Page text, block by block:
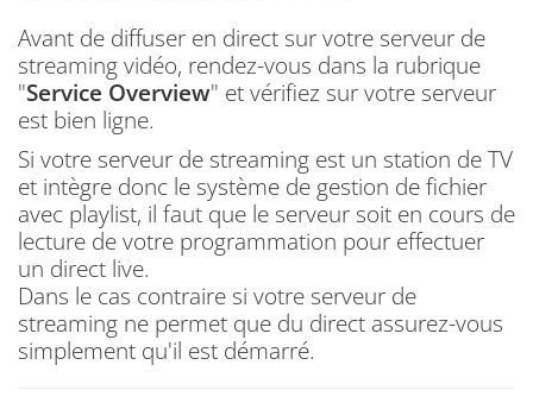
Avant de diffuser en direct sur votre serveur de
streaming vidéo, rendez-vous dans la rubrique
"Service Overview" et vérifiez sur votre serveur
est bien ligne.
Si votre serveur de streaming est un station de TV
et intègre donc le système de gestion de fichier
avec playlist, il faut que le serveur soit en cours de
lecture de votre programmation pour effectuer
un direct live.
Dans le cas contraire si votre serveur de
streaming ne permet que du direct assurez-vous
simplement qu'il est démarré.